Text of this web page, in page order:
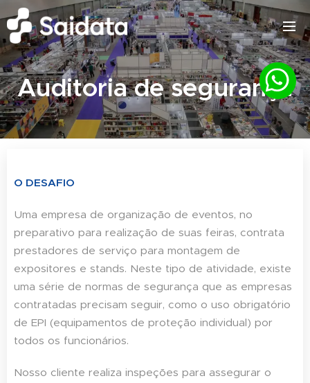
Auditoria de segurança
O DESAFIO
Uma empresa de organização de eventos, no
preparativo para realização de suas feiras, contrata
prestadores de serviço para montagem de
expositores e stands. Neste tipo de atividade, existe
uma série de normas de segurança que as empresas
contratadas precisam seguir, como o uso obrigatório
de EPI (equipamentos de proteção individual) por
todos os funcionários.
Nosso cliente realiza inspeções para assegurar o